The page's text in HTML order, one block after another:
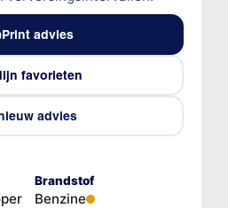
Print advies
favorieten
advies
Brandstof
Benzine